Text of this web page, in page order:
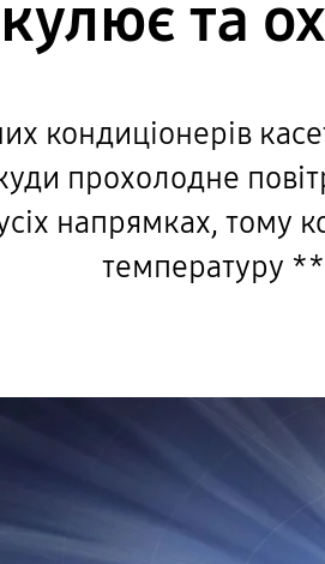
та
кондиціонерів
прохолодне
напрямках,
температуру